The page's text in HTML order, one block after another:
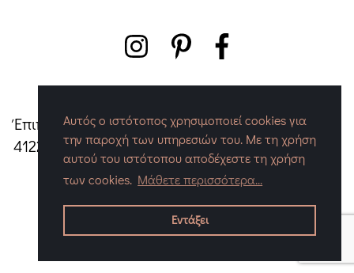
Αυτός ο ιστότοπος χρησιμοποιεί cookies για
την παροχή των υπηρεσιών του. Με τη χρήση
αυτού του ιστότοπου αποδέχεστε τη χρήση
των cookies. Μάθετε περισσότερα...
Εντάξει
Έπιπλα Ένθεσις - Τσαπερλής Γιώργος |Λαγού 55,
41222, Λάρισα |Τηλ./Fax:+30 2410 671052 |Mail:
info@enthesis.gr
COPYRIGHT © 2026 ΈΠΙΠΛΑ ΈΝΘΕΣΙΣ. ΜΕ ΤΗΝ ΕΠΙΦΎΛΑΞΗ
ΠΑΝΤΌΣ ΔΙΚΑΙΏΜΑΤΟΣ. DESIGNED & BUILT BY
POWERED BYCHERRY PLUS.